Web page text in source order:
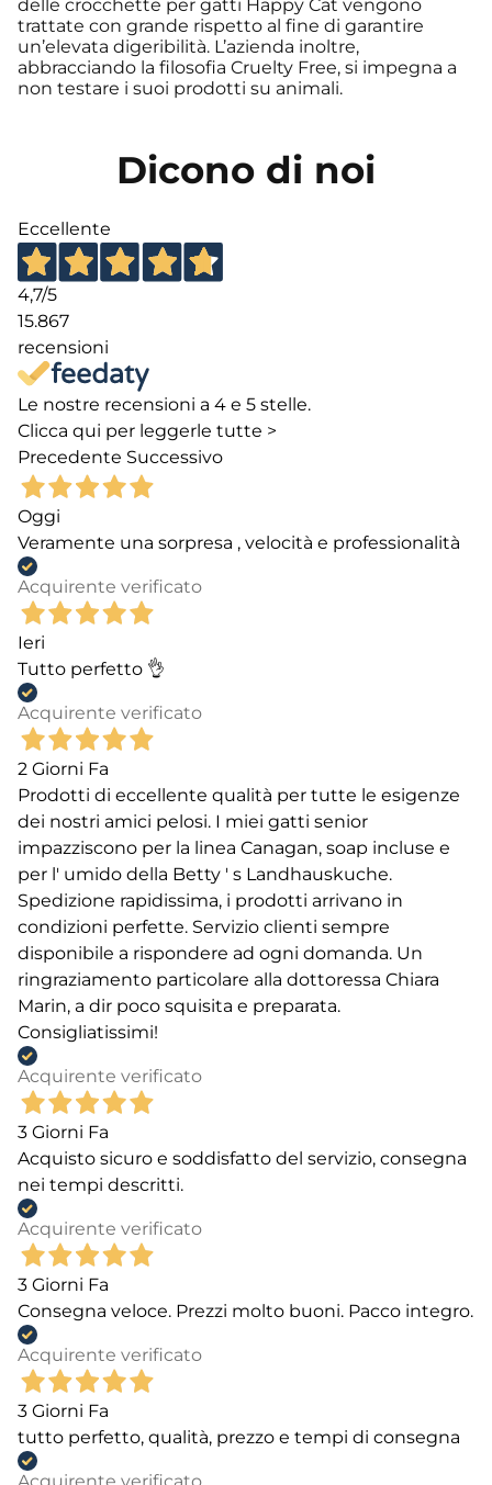
delle crocchette per gatti Happy Cat vengono
trattate con grande rispetto al fine di garantire
un’elevata digeribilità. L’azienda inoltre,
abbracciando la filosofia Cruelty Free, si impegna a
non testare i suoi prodotti su animali.
Dicono di noi
Eccellente
4,7/5
15.867
recensioni
Le nostre recensioni a 4 e 5 stelle.
Clicca qui per leggerle tutte >
Precedente Successivo
Oggi
Veramente una sorpresa , velocità e professionalità
Acquirente verificato
Ieri
Tutto perfetto 👌
Acquirente verificato
2 Giorni Fa
Prodotti di eccellente qualità per tutte le esigenze
dei nostri amici pelosi. I miei gatti senior
impazziscono per la linea Canagan, soap incluse e
per l' umido della Betty ' s Landhauskuche.
Spedizione rapidissima, i prodotti arrivano in
condizioni perfette. Servizio clienti sempre
disponibile a rispondere ad ogni domanda. Un
ringraziamento particolare alla dottoressa Chiara
Marin, a dir poco squisita e preparata.
Consigliatissimi!
Acquirente verificato
3 Giorni Fa
Acquisto sicuro e soddisfatto del servizio, consegna
nei tempi descritti.
Acquirente verificato
3 Giorni Fa
Consegna veloce. Prezzi molto buoni. Pacco integro.
Acquirente verificato
3 Giorni Fa
tutto perfetto, qualità, prezzo e tempi di consegna